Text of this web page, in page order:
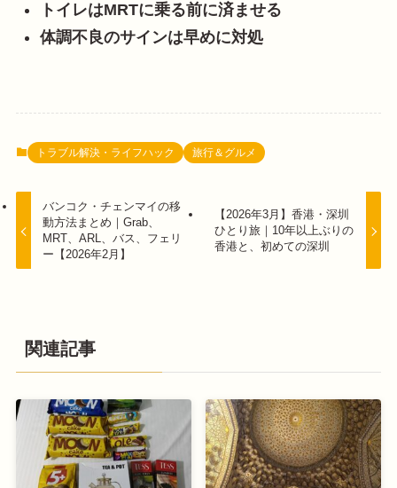
トイレはMRTに乗る前に済ませる
体調不良のサインは早めに対処
トラブル解決・ライフハック 旅行＆グルメ
バンコク・チェンマイの移
動方法まとめ｜Grab、
MRT、ARL、バス、フェリ
ー【2026年2月】
【2026年3月】香港・深圳
ひとり旅｜10年以上ぶりの
香港と、初めての深圳
関連記事